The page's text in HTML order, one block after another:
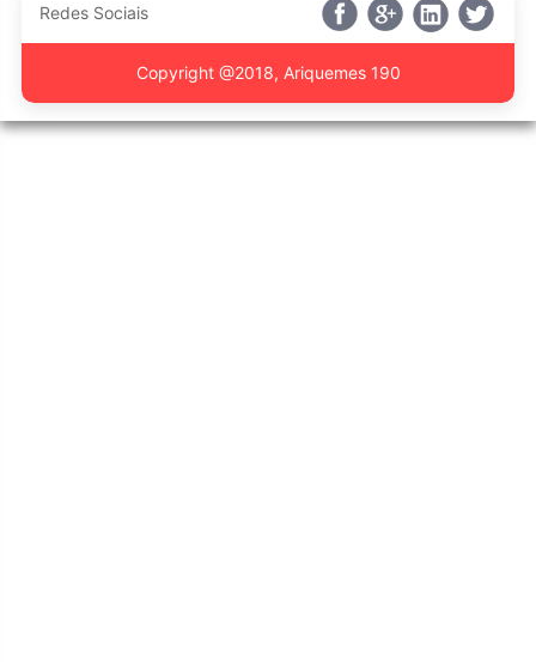
Redes Sociais
Copyright @2018, Ariquemes 190